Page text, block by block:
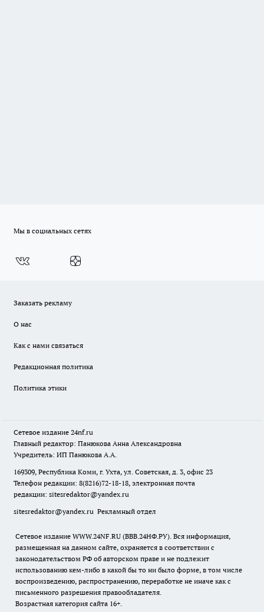
Мы в социальных сетях
Заказать рекламу
О нас
Как с нами связаться
Редакционная политика
Политика этики
Сетевое издание 24nf.ru
Главный редактор: Панюкова Анна Александровна
Учредитель: ИП Панюкова А.А.
169309, Республика Коми, г. Ухта, ул. Советская, д. 3, офис 23
Телефон редакции: 8(8216)72-18-18, электронная почта
редакции: sitesredaktor@yandex.ru
sitesredaktor@yandex.ru Рекламный отдел
Сетевое издание WWW.24NF.RU (ВВВ.24НФ.РУ). Вся информация,
размещенная на данном сайте, охраняется в соответствии с
законодательством РФ об авторском праве и не подлежит
использованию кем-либо в какой бы то ни было форме, в том числе
воспроизведению, распространению, переработке не иначе как с
письменного разрешения правообладателя.
Возрастная категория сайта 16+.